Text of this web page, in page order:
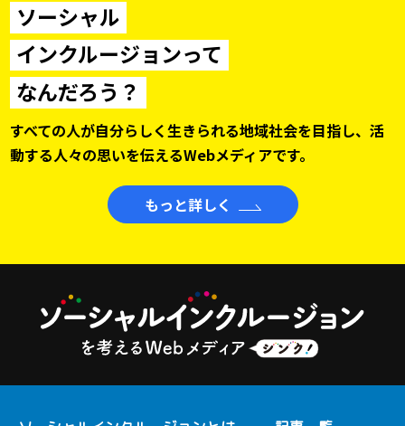
ソーシャル
インクルージョンって
なんだろう？
すべての人が自分らしく生きられる地域社会を目指し、活
動する人々の思いを伝えるWebメディアです。
もっと詳しく